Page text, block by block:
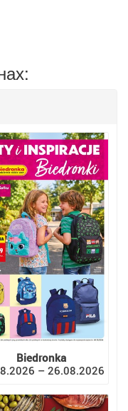
Biedronka
– 26.08.2026